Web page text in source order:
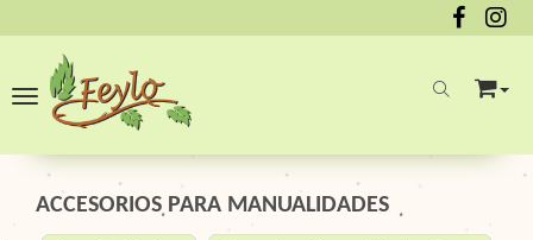
Toggle navigation
ACCESORIOS PARA MANUALIDADES